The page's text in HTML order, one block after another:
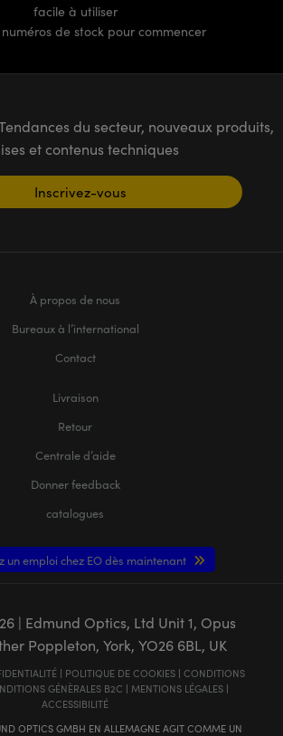
facile à utiliser
de stock pour commencer
du secteur, nouveaux produits,
et contenus techniques
Inscrivez-vous
À propos de nous
Bureaux à l’international
Contact
Livraison
Retour
Centrale d’aide
Donner feedback
catalogues
un emploi chez EO dès maintenant
| Edmund Optics, Ltd Unit 1, Opus
Poppleton, York, YO26 6BL, UK
| POLITIQUE DE COOKIES| CONDITIONS
GÉNÈRALES B2C | MENTIONS LÉGALES|
ACCESSIBILITÉ
OPTICS GMBH EN ALLEMAGNE AGIT COMME UN